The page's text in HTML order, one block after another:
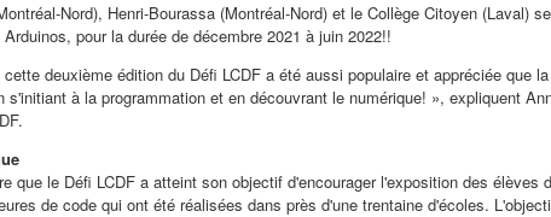
Nord), Henri-Bourassa (Montréal-Nord) et le Collège Citoyen (Laval)
pour la durée de décembre 2021 à juin 2022!!
deuxième édition du Défi LCDF a été aussi populaire et appréciée
à la programmation et en découvrant le numérique! », expliquent
que le Défi LCDF a atteint son objectif d'encourager l'exposition des
de code qui ont été réalisées dans près d'une trentaine d'écoles.